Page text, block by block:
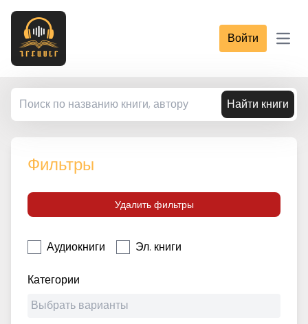
Войти
Найти книги
Фильтры
Удалить фильтры
Аудиокниги Эл. книги
Категории